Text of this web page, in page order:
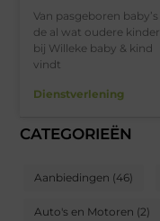
Van pasgeboren
de al wat oudere
bij Willeke baby & kind
vindt
Dienstverlening
CATEGORIEËN
Aanbiedingen (46)
Auto's en Motoren (2)